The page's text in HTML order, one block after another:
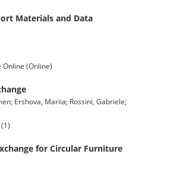
Materials and Data
(Online)
Ershova, Mariia; Rossini, Gabriele;
for Circular Furniture